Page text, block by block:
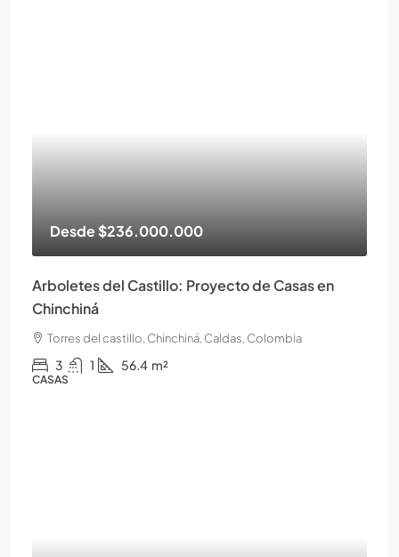
Desde$236.000.000
Arboletes del Castillo: Proyecto de Casas en
Chinchiná
Torres del castillo, Chinchiná, Caldas, Colombia
3 1 56.4 m²
CASAS